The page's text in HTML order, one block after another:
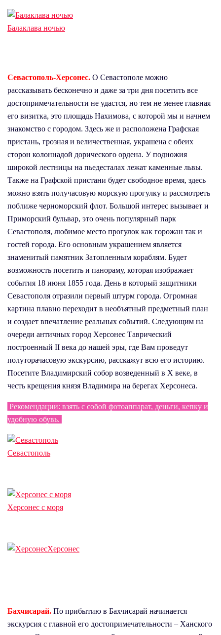
Балаклава ночью
Севастополь-Херсонес. О Севастополе можно
рассказывать бесконечно и даже за три дня посетить все
достопримечательности не удастся, но тем не менее главная
его визитка, это площадь Нахимова, с которой мы и начнем
знакомство с городом. Здесь же и расположена Графская
пристань, грозная и величественная, украшена с обеих
сторон колоннадой дорического ордена. У подножия
широкой лестницы на пьедесталах лежат каменные львы.
Также на Графской пристани будет свободное время, здесь
можно взять получасовую морскую прогулку и рассмотреть
поближе черноморский флот. Большой интерес вызывает и
Приморский бульвар, это очень популярный парк
Севастополя, любимое место прогулок как горожан так и
гостей города. Его основным украшением является
знаменитый памятник Затопленным кораблям. Будет
возможность посетить и панораму, которая изображает
события 18 июня 1855 года. День в который защитники
Севастополя отразили первый штурм города. Огромная
картина плавно переходит в необъятный предметный план
и создает впечатление реальных событий. Следующим на
очереди античных город Херсонес Таврический
построенный II века до нашей эры, где Вам проведут
полуторачасовую экскурсию, расскажут всю его историю.
Посетите Владимирский собор возведенный в X веке, в
честь крещения князя Владимира на берегах Херсонеса.
Рекомендации: взять с собой фотоаппарат, деньги, кепку и
удобную обувь.
Севастополь
Херсонес с моря
Херсонес
Бахчисарай. По прибытию в Бахчисарай начинается
экскурсия с главной его достопримечательности – Ханского